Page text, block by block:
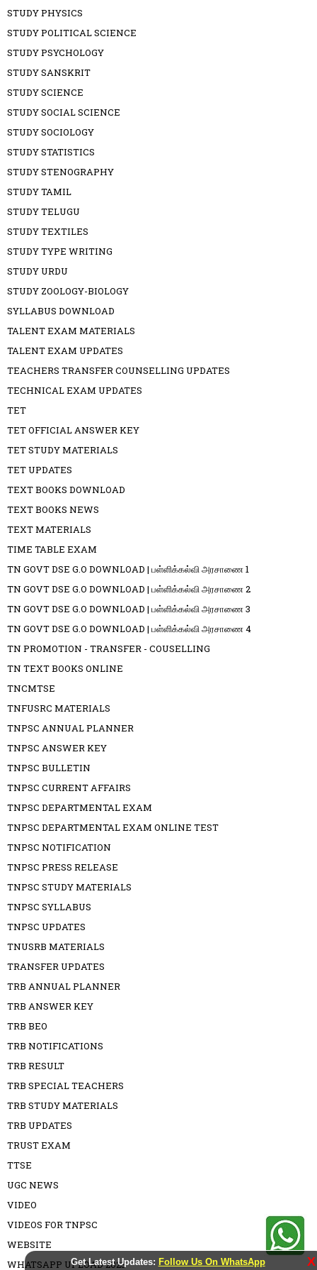
Get Latest Updates: Follow Us On WhatsApp X
STUDY PHYSICS
STUDY POLITICAL SCIENCE
STUDY PSYCHOLOGY
STUDY SANSKRIT
STUDY SCIENCE
STUDY SOCIAL SCIENCE
STUDY SOCIOLOGY
STUDY STATISTICS
STUDY STENOGRAPHY
STUDY TAMIL
STUDY TELUGU
STUDY TEXTILES
STUDY TYPE WRITING
STUDY URDU
STUDY ZOOLOGY-BIOLOGY
SYLLABUS DOWNLOAD
TALENT EXAM MATERIALS
TALENT EXAM UPDATES
TEACHERS TRANSFER COUNSELLING UPDATES
TECHNICAL EXAM UPDATES
TET
TET OFFICIAL ANSWER KEY
TET STUDY MATERIALS
TET UPDATES
TEXT BOOKS DOWNLOAD
TEXT BOOKS NEWS
TEXT MATERIALS
TIME TABLE EXAM
TN GOVT DSE G.O DOWNLOAD | பள்ளிக்கல்வி அரசாணை 1
TN GOVT DSE G.O DOWNLOAD | பள்ளிக்கல்வி அரசாணை 2
TN GOVT DSE G.O DOWNLOAD | பள்ளிக்கல்வி அரசாணை 3
TN GOVT DSE G.O DOWNLOAD | பள்ளிக்கல்வி அரசாணை 4
TN PROMOTION - TRANSFER - COUSELLING
TN TEXT BOOKS ONLINE
TNCMTSE
TNFUSRC MATERIALS
TNPSC ANNUAL PLANNER
TNPSC ANSWER KEY
TNPSC BULLETIN
TNPSC CURRENT AFFAIRS
TNPSC DEPARTMENTAL EXAM
TNPSC DEPARTMENTAL EXAM ONLINE TEST
TNPSC NOTIFICATION
TNPSC PRESS RELEASE
TNPSC STUDY MATERIALS
TNPSC SYLLABUS
TNPSC UPDATES
TNUSRB MATERIALS
TRANSFER UPDATES
TRB ANNUAL PLANNER
TRB ANSWER KEY
TRB BEO
TRB NOTIFICATIONS
TRB RESULT
TRB SPECIAL TEACHERS
TRB STUDY MATERIALS
TRB UPDATES
TRUST EXAM
TTSE
UGC NEWS
VIDEO
VIDEOS FOR TNPSC
WEBSITE
WHATSAPP UPLOAD 2023